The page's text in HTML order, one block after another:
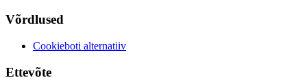
Võrdlused
Cookieboti alternatiiv
Ettevõte